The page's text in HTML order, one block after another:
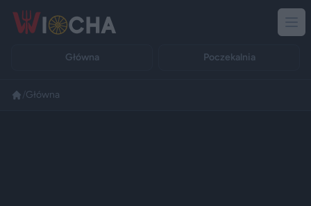
Główna Poczekalnia
Główna